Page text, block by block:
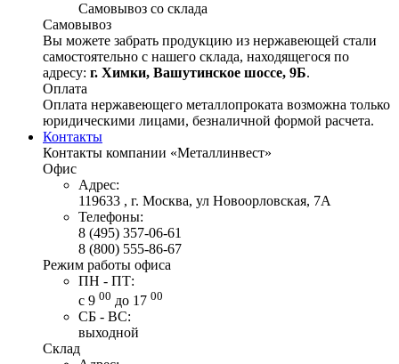
Самовывоз со склада
Самовывоз
Вы можете забрать продукцию из нержавеющей стали
самостоятельно с нашего склада, находящегося по
адресу: г. Химки, Вашутинское шоссе, 9Б.
Оплата
Оплата нержавеющего металлопроката возможна только
юридическими лицами, безналичной формой расчета.
Контакты
Контакты компании «Металлинвест»
Офис
Адрес:
119633 , г. Москва, ул Новоорловская, 7А
Телефоны:
8 (495) 357-06-61
8 (800) 555-86-67
Режим работы офиса
ПН - ПТ:
с 9 00 до 17 00
СБ - ВС:
выходной
Склад